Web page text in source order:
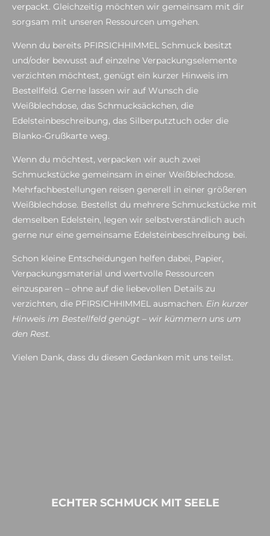
verpackt. Gleichzeitig möchten wir gemeinsam mit dir
sorgsam mit unseren Ressourcen umgehen.
Wenn du bereits PFIRSICHHIMMEL Schmuck besitzt
und/oder bewusst auf einzelne Verpackungselemente
verzichten möchtest, genügt ein kurzer Hinweis im
Bestellfeld. Gerne lassen wir auf Wunsch die
Weißblechdose, das Schmucksäckchen, die
Edelsteinbeschreibung, das Silberputztuch oder die
Blanko-Grußkarte weg.
Wenn du möchtest, verpacken wir auch zwei
Schmuckstücke gemeinsam in einer Weißblechdose.
Mehrfachbestellungen reisen generell in einer größeren
Weißblechdose. Bestellst du mehrere Schmuckstücke mit
demselben Edelstein, legen wir selbstverständlich auch
gerne nur eine gemeinsame Edelsteinbeschreibung bei.
Schon kleine Entscheidungen helfen dabei, Papier,
Verpackungsmaterial und wertvolle Ressourcen
einzusparen – ohne auf die liebevollen Details zu
verzichten, die PFIRSICHHIMMEL ausmachen. Ein kurzer
Hinweis im Bestellfeld genügt – wir kümmern uns um
den Rest.
Vielen Dank, dass du diesen Gedanken mit uns teilst.
ECHTER SCHMUCK MIT SEELE